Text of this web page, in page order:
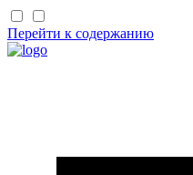
Перейти к содержанию